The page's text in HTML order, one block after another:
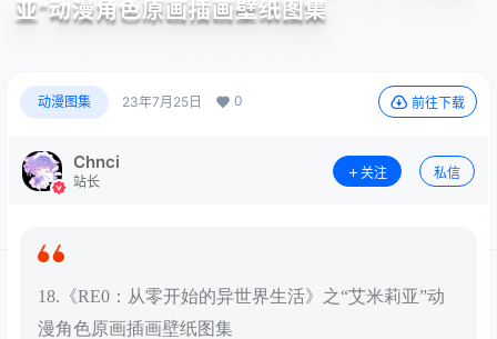
亚”动漫角色原画插画壁纸图集
动漫图集 23年7月25日 0 前往下载
Chnci
站长
关注 私信
18.《RE0：从零开始的异世界生活》之“艾米莉亚”动
漫角色原画插画壁纸图集